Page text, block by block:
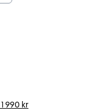
1 990 kr